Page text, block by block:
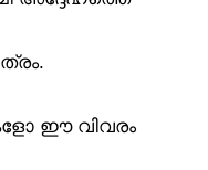
ഈ വിവരം